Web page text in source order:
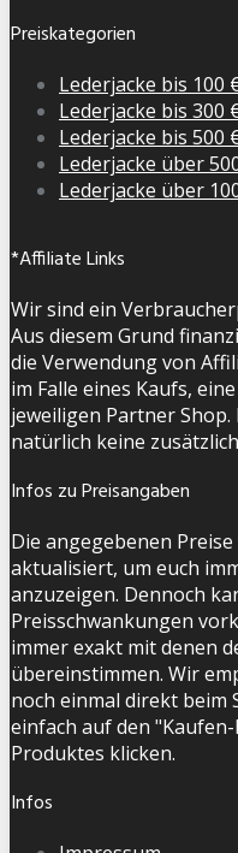
Preiskategorien
Lederjacke bis 100
Lederjacke bis 300
Lederjacke bis 500
Lederjacke über
Lederjacke über
*Affiliate Links
Wir sind ein
Aus diesem Grund
die Verwendung von
im Falle eines Kaufs,
jeweiligen Partner
natürlich keine
Infos zu Preisangaben
Die angegebenen
aktualisiert, um euch
anzuzeigen. Dennoch
Preisschwankungen
immer exakt mit denen
übereinstimmen. Wir
noch einmal direkt beim
einfach auf den
Produktes klicken.
Infos